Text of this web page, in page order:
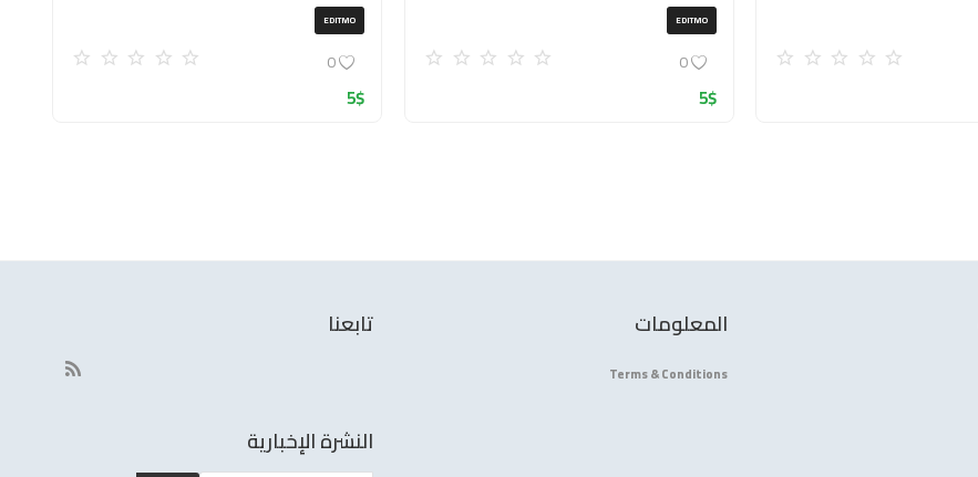
EDITMO
0
5$
EDITMO
0
5$
المعلومات
Terms & Conditions
تابعنا
النشرة الإخبارية